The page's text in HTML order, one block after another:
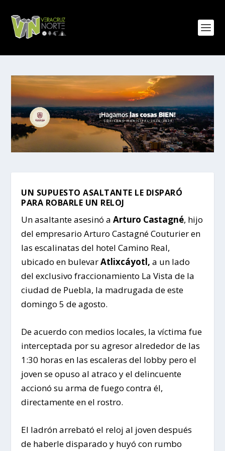
UN SUPUESTO ASALTANTE LE DISPARÓ
PARA ROBARLE UN RELOJ
Un asaltante asesinó aArturo Castagné, hijo
del empresario Arturo Castagné Couturier en
las escalinatas del hotel Camino Real,
ubicado en bulevarAtlixcáyotl, a un lado
del exclusivo fraccionamiento La Vista de la
ciudad de Puebla, la madrugada de este
domingo 5 de agosto.
De acuerdo con medios locales, la víctima fue
interceptada por su agresor alrededor de las
1:30 horas en las escaleras del lobby pero el
joven se opuso al atraco y el delincuente
accionó su arma de fuego contra él,
directamente en el rostro.
El ladrón arrebató el reloj al joven después
de haberle disparado y huyó con rumbo